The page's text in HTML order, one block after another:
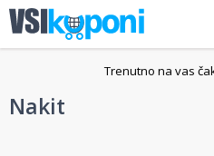
Trenutno na vas
Nakit